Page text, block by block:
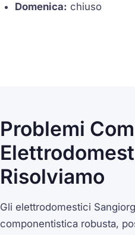
Domenica: chiuso
Problemi
Risolviamo
Gli elettrodomestici
componentistica robusta,